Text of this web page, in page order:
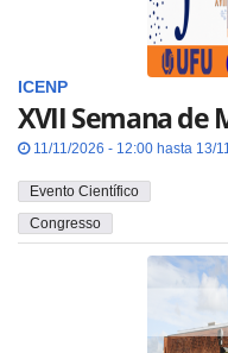
ICENP
XVII Semana de
11/11/2026 - 12:00 hasta 13/
Evento Científico
Congresso